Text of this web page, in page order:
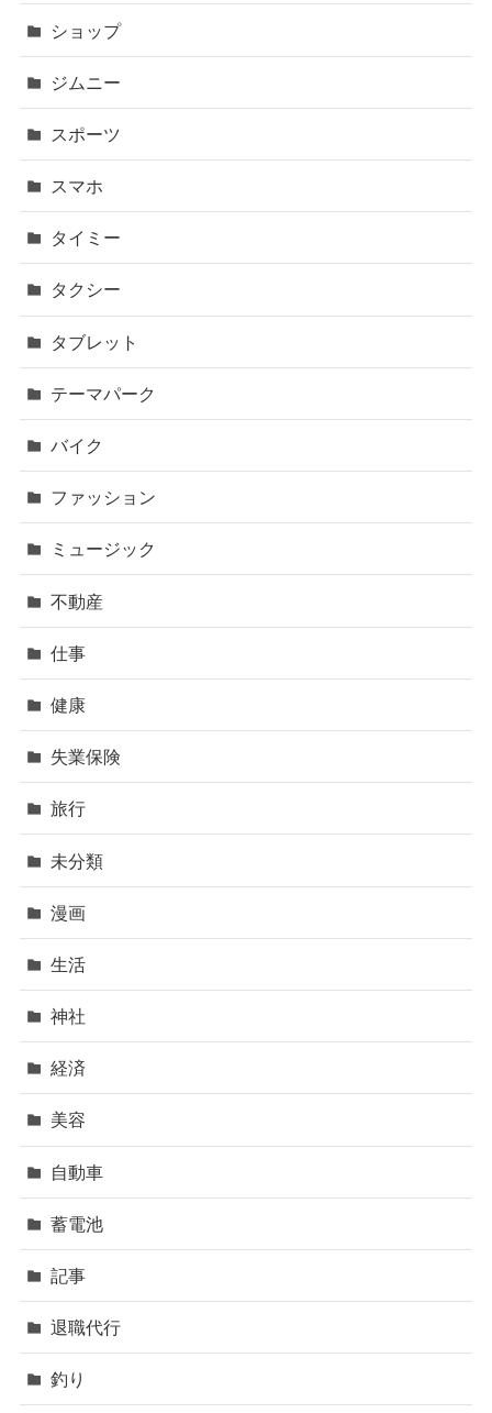
ショップ
ジムニー
スポーツ
スマホ
タイミー
タクシー
タブレット
テーマパーク
バイク
ファッション
ミュージック
不動産
仕事
健康
失業保険
旅行
未分類
漫画
生活
神社
経済
美容
自動車
蓄電池
記事
退職代行
釣り